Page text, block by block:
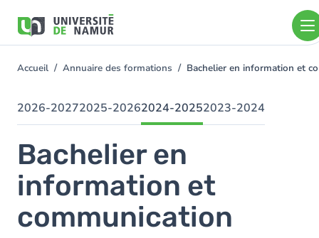
contenu
You
here
Accueil Annuaire des formations Bachelier en information et
2026-20272025-20262024-20252023-2024
Bachelier en
information et
communication